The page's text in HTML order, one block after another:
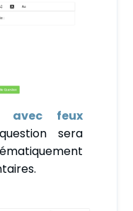
avec feux
sera